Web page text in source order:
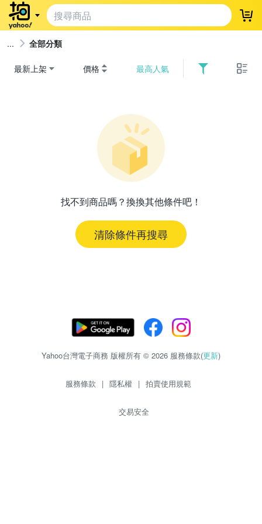
登
全部分類
最新上架 價格 最高人氣
找不到商品嗎？換換其他條件吧！
清除條件再搜尋
Yahoo台灣電子商務 版權所有 © 2026 服務條款(更新)
服務條款 | 隱私權 | 拍賣使用規範
交易安全